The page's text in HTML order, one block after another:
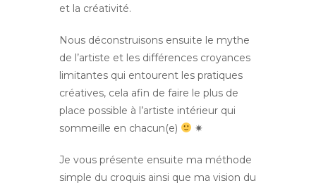
et la créativité.
Nous déconstruisons ensuite le mythe
de l’artiste et les différences croyances
limitantes qui entourent les pratiques
créatives, cela afin de faire le plus de
place possible à l’artiste intérieur qui
sommeille en chacun(e)
✷
Je vous présente ensuite ma méthode
simple du croquis ainsi que ma vision du